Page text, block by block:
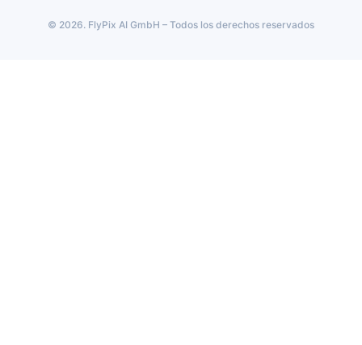
© 2026. FlyPix AI GmbH – Todos los derechos reservados